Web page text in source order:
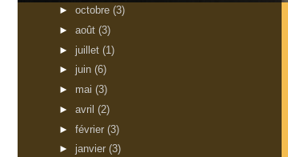
► octobre (3)
► août (3)
► juillet (1)
► juin (6)
► mai (3)
► avril (2)
► février (3)
► janvier (3)